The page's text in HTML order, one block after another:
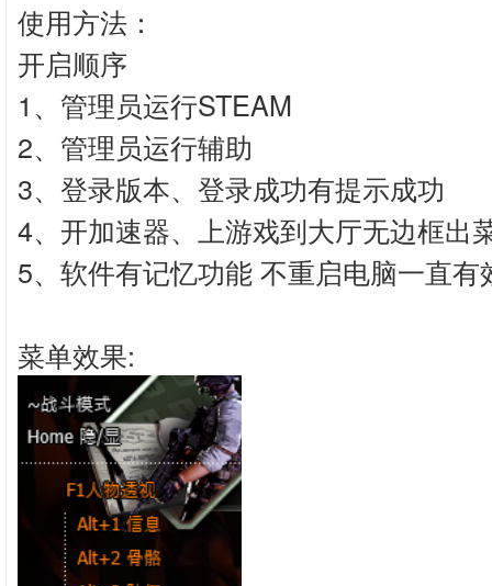
使用方法：
开启顺序
1、管理员运行STEAM
2、管理员运行辅助
3、登录版本、登录成功有提示成功
4、开加速器、上游戏到大厅无边框出
5、软件有记忆功能 不重启电脑一直有
菜单效果: